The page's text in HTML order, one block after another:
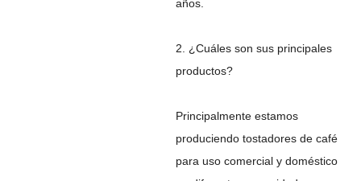
años.
2. ¿Cuáles son sus principales
productos?
Principalmente estamos
produciendo tostadores de café
para uso comercial y doméstico